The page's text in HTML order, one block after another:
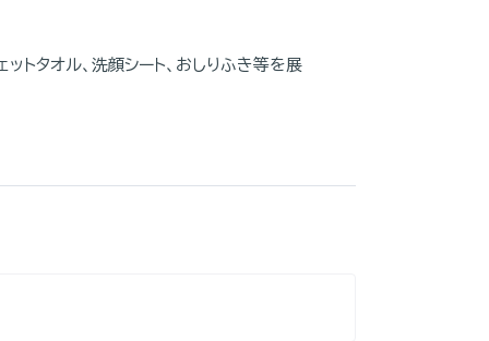
トタオル、洗顔シート、おしりふき等を展